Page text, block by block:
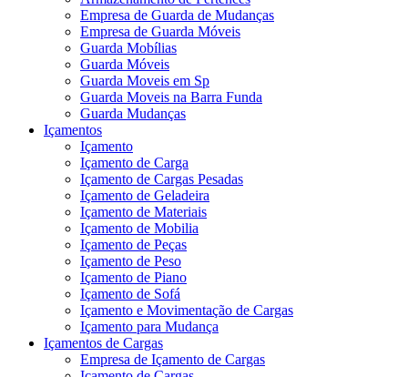
Empresa de Guarda de Mudanças
Empresa de Guarda Móveis
Guarda Mobílias
Guarda Móveis
Guarda Moveis em Sp
Guarda Moveis na Barra Funda
Guarda Mudanças
Içamentos
Içamento
Içamento de Carga
Içamento de Cargas Pesadas
Içamento de Geladeira
Içamento de Materiais
Içamento de Mobilia
Içamento de Peças
Içamento de Peso
Içamento de Piano
Içamento de Sofá
Içamento e Movimentação de Cargas
Içamento para Mudança
Içamentos de Cargas
Empresa de Içamento de Cargas